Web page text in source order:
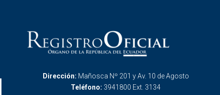
Dirección: Mañosca Nº 201 y Av. 10 de Agosto
Teléfono: 3941800 Ext. 3134